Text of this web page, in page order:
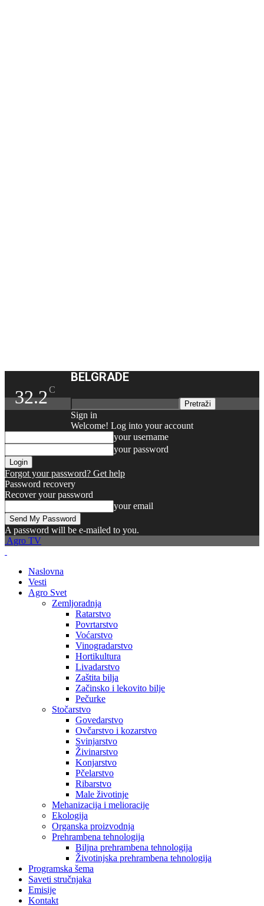
32.2C
BELGRADE
Sign in
Welcome! Log into your account
your username
your password
Forgot your password? Get help
Password recovery
Recover your password
your email
A password will be e-mailed to you.
Agro TV
Naslovna
Vesti
Agro Svet
Zemljoradnja
Ratarstvo
Povrtarstvo
Voćarstvo
Vinogradarstvo
Hortikultura
Livadarstvo
Zaštita bilja
Začinsko i lekovito bilje
Pečurke
Stočarstvo
Govedarstvo
Ovčarstvo i kozarstvo
Svinjarstvo
Živinarstvo
Konjarstvo
Pčelarstvo
Ribarstvo
Male životinje
Mehanizacija i melioracije
Ekologija
Organska proizvodnja
Prehrambena tehnologija
Biljna prehrambena tehnologija
Životinjska prehrambena tehnologija
Programska šema
Saveti stručnjaka
Emisije
Kontakt